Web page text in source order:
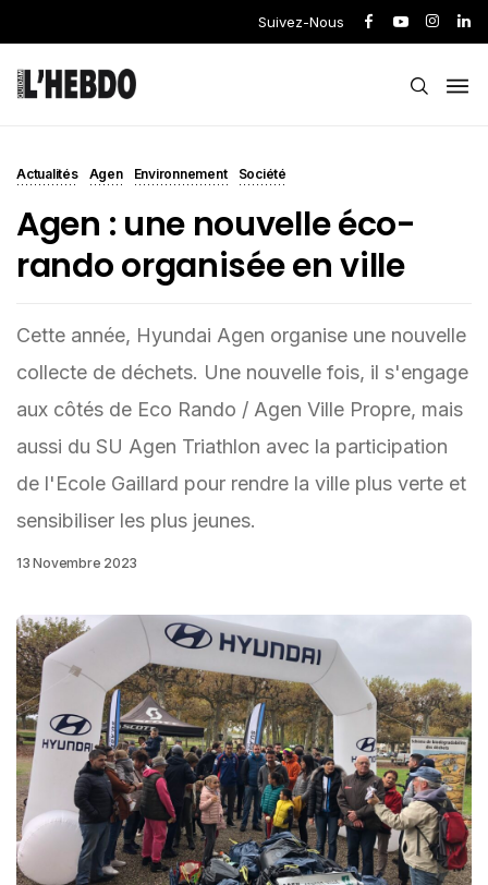
Suivez-Nous
Actualités Agen Environnement Société
Agen : une nouvelle éco-
rando organisée en ville
Cette année, Hyundai Agen organise une nouvelle
collecte de déchets. Une nouvelle fois, il s'engage
aux côtés de Eco Rando / Agen Ville Propre, mais
aussi du SU Agen Triathlon avec la participation
de l'Ecole Gaillard pour rendre la ville plus verte et
sensibiliser les plus jeunes.
13 Novembre 2023